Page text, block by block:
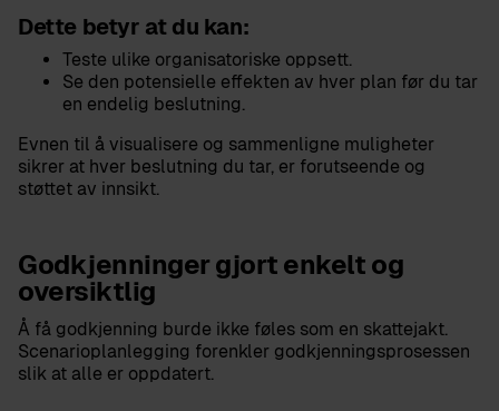
Dette betyr at du kan:
Teste ulike organisatoriske oppsett.
Se den potensielle effekten av hver plan før du tar
en endelig beslutning.
Evnen til å visualisere og sammenligne muligheter
sikrer at hver beslutning du tar, er forutseende og
støttet av innsikt.
Godkjenninger gjort enkelt og
oversiktlig
Å få godkjenning burde ikke føles som en skattejakt.
Scenarioplanlegging forenkler godkjenningsprosessen
slik at alle er oppdatert.